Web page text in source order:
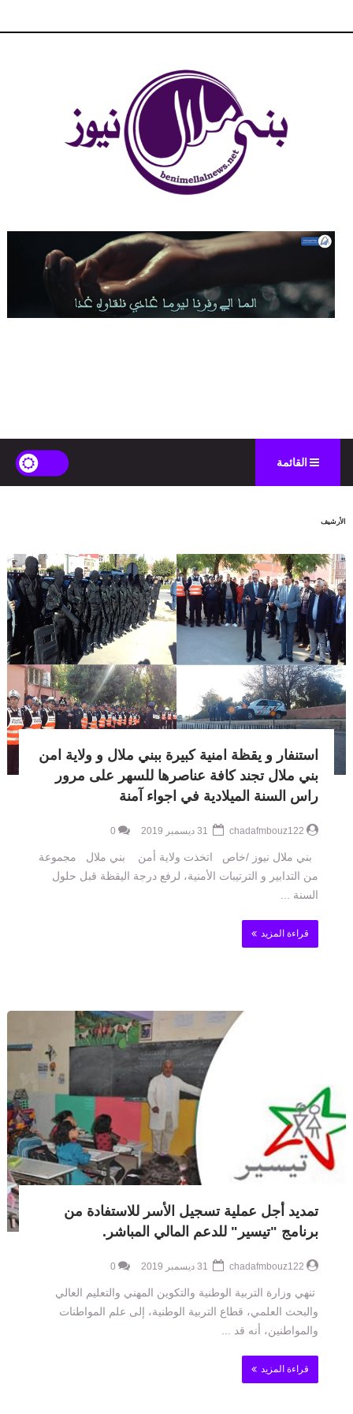
القائمة
الأرشيف
استنفار و يقظة امنية كبيرة ببني ملال و ولاية امن
بني ملال تجند كافة عناصرها للسهر على مرور
راس السنة الميلادية في اجواء آمنة
chadafmbouz122
0
بني ملال نيوز /خاص اتخذت ولاية أمن بني ملال مجموعة
من التدابير و الترتيبات الأمنية، لرفع درجة اليقظة قبل حلول
السنة ...
قراءة المزيد
تمديد أجل عملية تسجيل الأسر للاستفادة من
برنامج "تيسير" للدعم المالي المباشر.
chadafmbouz122
0
تنهي وزارة التربية الوطنية والتكوين المهني والتعليم العالي
والبحث العلمي، قطاع التربية الوطنية، إلى علم المواطنات
والمواطنين، أنه قد ...
قراءة المزيد